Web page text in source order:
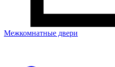
Межкомнатные двери